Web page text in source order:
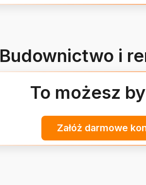
Budownictwo i
To możesz
Załóż darmowe